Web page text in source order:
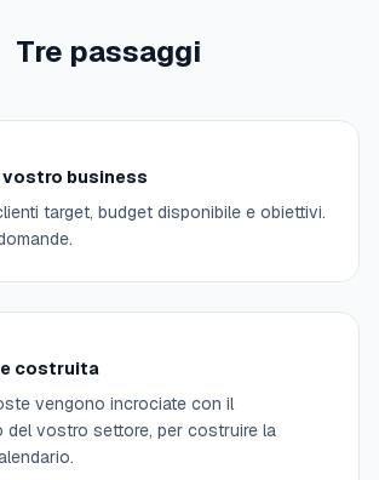
Tre passaggi
business
target, budget disponibile e obiettivi.
costruita
vengono incrociate con il
del vostro settore, per costruire la